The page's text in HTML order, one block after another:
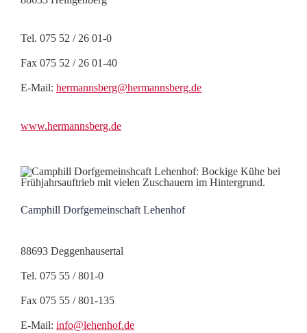
Tel. 075 52 / 26 01-0
Fax 075 52 / 26 01-40
E-Mail: hermannsberg@hermannsberg.de
www.hermannsberg.de
Camphill Dorfgemeinschaft Lehenhof
88693 Deggenhausertal
Tel. 075 55 / 801-0
Fax 075 55 / 801-135
E-Mail: info@lehenhof.de